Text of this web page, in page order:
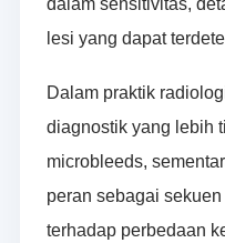
dalam sensitivitas,
lesi yang dapat
Dalam praktik
diagnostik yang lebih
microbleeds,
peran sebagai
terhadap perbedaan